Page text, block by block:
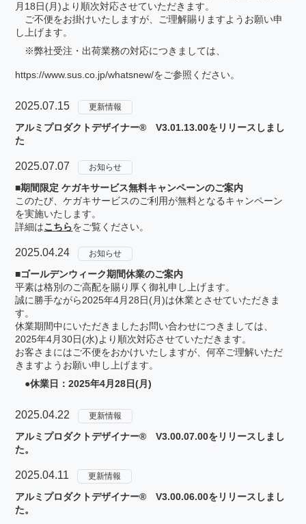
月18日(月)より順次対応させていただきます。
ご不便をお掛けいたしますが、ご理解賜りますようお願い申
し上げます。
※弊社受注・出荷業務の対応につきましては、
https://www.sus.co.jp/whatsnew/をご参照ください。
2025.07.15 更新情報
アルミプロダクトデザイナー® V3.01.13.00をリリースしまし
た
2025.07.07 お知らせ
■期間限定 ケガキサービス無料キャンペーンのご案内
このたび、ケガキサービスのご利用が無料となるキャンペーン
を実施いたします。
詳細はこちらをご覧ください。
2025.04.24 お知らせ
■ゴールデンウィーク期間休業のご案内
平素は格別のご高配を賜り厚く御礼申し上げます。
誠に勝手ながら2025年4月28日(月)は休業とさせていただきま
す。
休業期間中にいただきましたお問い合わせにつきましては、
2025年4月30日(水)より順次対応させていただきます。
お客さまにはご不便をおかけいたしますが、何卒ご理解いただ
きますようお願い申し上げます。
●休業日：2025年4月28日(月)
2025.04.22 更新情報
アルミプロダクトデザイナー® V3.00.07.00をリリースしまし
た。
2025.04.11 更新情報
アルミプロダクトデザイナー® V3.00.06.00をリリースしまし
た。